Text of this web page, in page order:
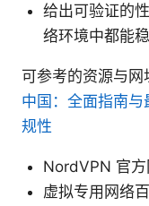
给出可验证的
络环境中都能
可参考的资源与网
中国：全面指南
规性
NordVPN 官
虚拟专用网络